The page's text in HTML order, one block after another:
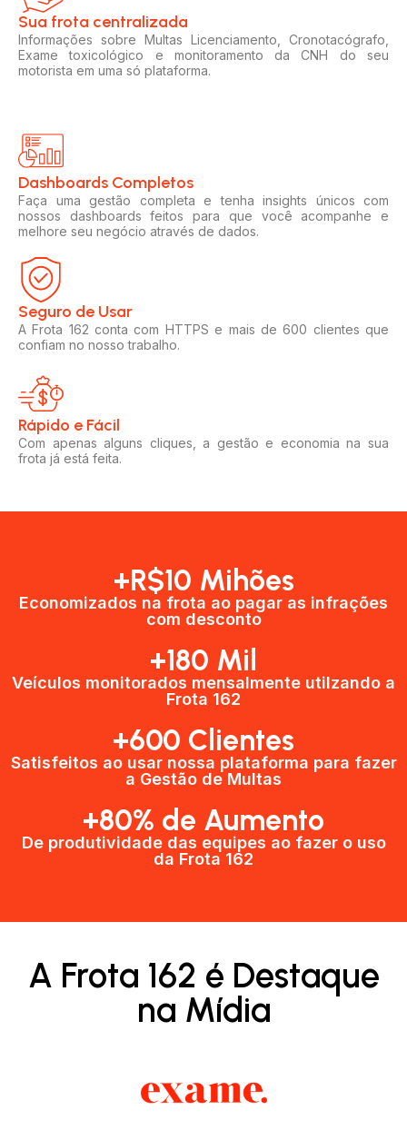
Sua frota centralizada​
Informações sobre Multas Licenciamento, Cronotacógrafo,
Exame toxicológico e monitoramento da CNH do seu
motorista em uma só plataforma.
Dashboards Completos​​
Faça uma gestão completa e tenha insights únicos com
nossos dashboards feitos para que você acompanhe e
melhore seu negócio através de dados.
Seguro de Usar​
A Frota 162 conta com HTTPS e mais de 600 clientes que
confiam no nosso trabalho.
Rápido e Fácil​
Com apenas alguns cliques, a gestão e economia na sua
frota já está feita.
+R$10 Mihões
Economizados na frota ao pagar as infrações
com desconto
+180 Mil
Veículos monitorados mensalmente utilzando a
Frota 162
+600 Clientes​
Satisfeitos ao usar nossa plataforma para fazer
a Gestão de Multas​
+80% de Aumento
De produtividade das equipes ao fazer o uso
da Frota 162​
A Frota 162 é Destaque
na Mídia